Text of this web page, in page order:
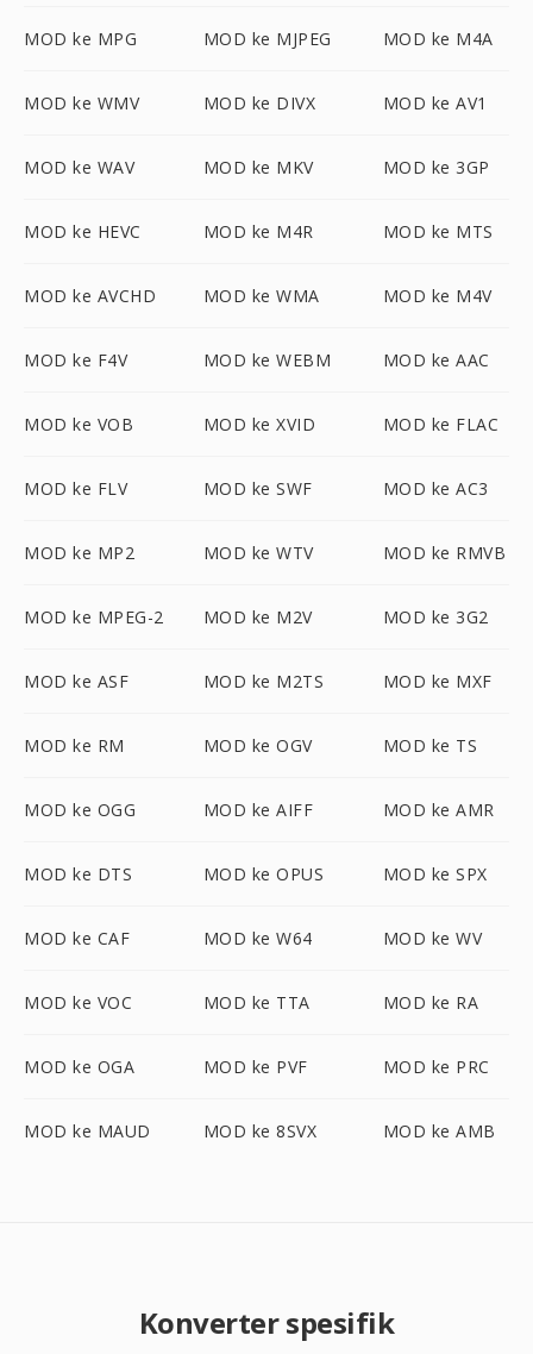
MOD ke MPG MOD ke MJPEG MOD ke M4A
MOD ke WMV MOD ke DIVX MOD ke AV1
MOD ke WAV MOD ke MKV MOD ke 3GP
MOD ke HEVC MOD ke M4R MOD ke MTS
MOD ke AVCHD MOD ke WMA MOD ke M4V
MOD ke F4V MOD ke WEBM MOD ke AAC
MOD ke VOB MOD ke XVID MOD ke FLAC
MOD ke FLV MOD ke SWF MOD ke AC3
MOD ke MP2 MOD ke WTV MOD ke RMVB
MOD ke MPEG-2 MOD ke M2V MOD ke 3G2
MOD ke ASF MOD ke M2TS MOD ke MXF
MOD ke RM MOD ke OGV MOD ke TS
MOD ke OGG MOD ke AIFF MOD ke AMR
MOD ke DTS MOD ke OPUS MOD ke SPX
MOD ke CAF MOD ke W64 MOD ke WV
MOD ke VOC MOD ke TTA MOD ke RA
MOD ke OGA MOD ke PVF MOD ke PRC
MOD ke MAUD MOD ke 8SVX MOD ke AMB
Konverter spesifik